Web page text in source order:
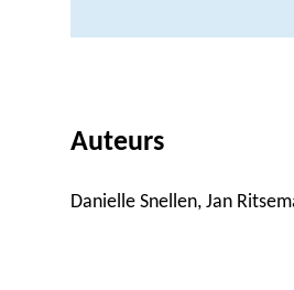
Auteurs
Danielle Snellen, Jan